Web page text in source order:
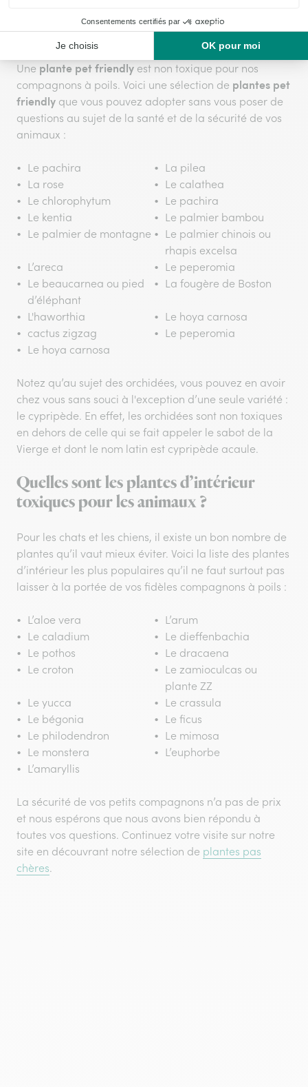
Quelles sont les plantes d’intérieur sans
danger pour les animaux ?
Une plante pet friendly est non toxique pour nos
compagnons à poils. Voici une sélection de plantes pet
friendly que vous pouvez adopter sans vous poser de
questions au sujet de la santé et de la sécurité de vos
animaux :
Le pachira
La pilea
La rose
Le calathea
Le chlorophytum
Le pachira
Le kentia
Le palmier bambou
Le palmier de montagne
Le palmier chinois ou
rhapis excelsa
L’areca
Le peperomia
Le beaucarnea ou pied
d’éléphant
La fougère de Boston
L'haworthia
Le hoya carnosa
cactus zigzag
Le peperomia
Le hoya carnosa
Notez qu’au sujet des orchidées, vous pouvez en avoir
chez vous sans souci à l'exception d’une seule variété :
le cypripède. En effet, les orchidées sont non toxiques
en dehors de celle qui se fait appeler le sabot de la
Vierge et dont le nom latin est cypripède acaule.
Quelles sont les plantes d’intérieur
toxiques pour les animaux ?
Pour les chats et les chiens, il existe un bon nombre de
plantes qu’il vaut mieux éviter. Voici la liste des plantes
d’intérieur les plus populaires qu’il ne faut surtout pas
laisser à la portée de vos fidèles compagnons à poils :
L’aloe vera
L’arum
Le caladium
Le dieffenbachia
Le pothos
Le dracaena
Le croton
Le zamioculcas ou
plante ZZ
Le yucca
Le crassula
Le bégonia
Le ficus
Le philodendron
Le mimosa
Le monstera
L’euphorbe
L’amaryllis
La sécurité de vos petits compagnons n’a pas de prix
et nous espérons que nous avons bien répondu à
toutes vos questions. Continuez votre visite sur notre
site en découvrant notre sélection de plantes pas
chères.